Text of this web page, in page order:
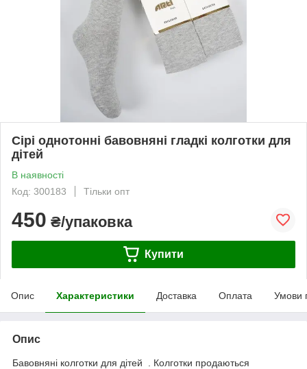
Сірі однотонні бавовняні гладкі колготки для
дітей
В наявності
Код: 300183
Тільки опт
450 ₴/упаковка
Купити
Опис Характеристики Доставка Оплата Умови
Опис
Бавовняні колготки для дітей . Колготки продаються